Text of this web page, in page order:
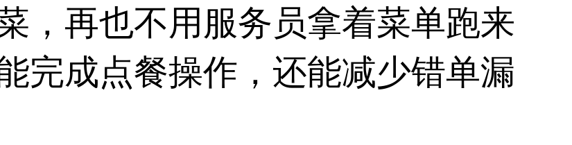
，再也不用服务员拿着菜单跑来
完成点餐操作，还能减少错单漏